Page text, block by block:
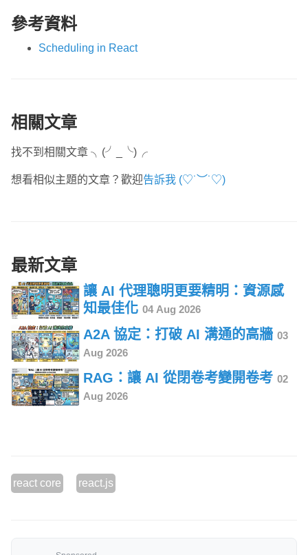
參考資料
Scheduling in React
相關文章
找不到相關文章 ╮(╯_╰)╭
想看相似主題的文章？歡迎告訴我 (♡˙︶˙♡)
最新文章
讓 AI 代理聰明更要精明：資源感
知最佳化 04 Aug 2026
A2A 協定：打破 AI 溝通的高牆 03
Aug 2026
RAG：讓 AI 從閉卷考變開卷考 02
Aug 2026
react core react.js